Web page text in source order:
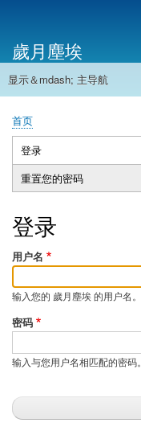
帐
户
菜
单
歲月塵埃
主
航
显示＆mdash; 主导航
首页
面
包
屑
首页
主
标
登录
动
标
重置您的密码
登录
用户名
输入您的 歲月塵埃 的用户名。
密码
输入与您用户名相匹配的密码。